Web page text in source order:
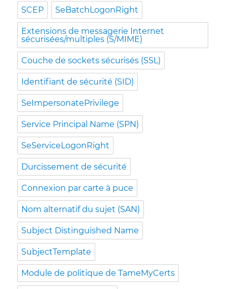
SCEP SeBatchLogonRight
Extensions de messagerie Internet
sécurisées/multiples (S/MIME)
Couche de sockets sécurisés (SSL)
Identifiant de sécurité (SID)
SeImpersonatePrivilege
Service Principal Name (SPN)
SeServiceLogonRight
Durcissement de sécurité
Connexion par carte à puce
Nom alternatif du sujet (SAN)
Subject Distinguished Name
SubjectTemplate
Module de politique de TameMyCerts